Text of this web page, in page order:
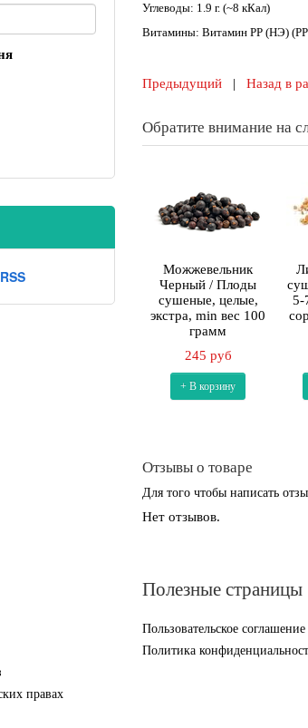
Углеводы: 1.9 г. (~8 кКал)
Витамины: Витамин PP (НЭ)
Предыдущий| Назад в
Обратите внимание на
Можжевельник
Черный / Плоды
сушеные, целые,
экстра, min вес 100
грамм
245 руб
+ В корзину
5-
Отзывы о товаре
Для того чтобы написать
Нет отзывов.
RSS
правах
Полезные страницы
Пользовательское соглашение
Политика